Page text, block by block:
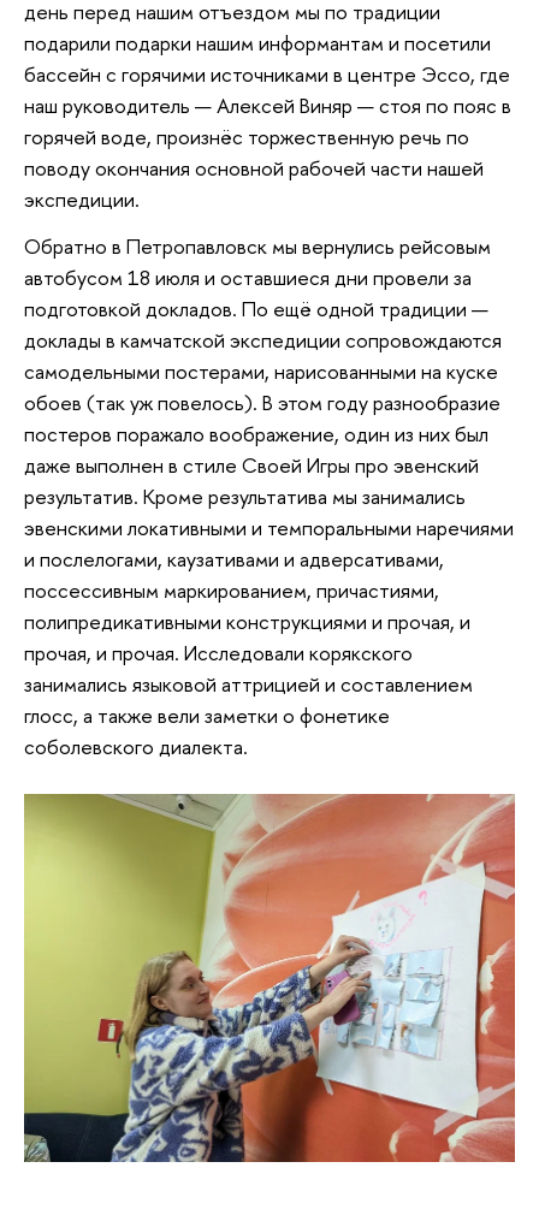
день перед нашим отъездом мы по традиции
подарили подарки нашим информантам и посетили
бассейн с горячими источниками в центре Эссо, где
наш руководитель — Алексей Виняр — стоя по пояс в
горячей воде, произнёс торжественную речь по
поводу окончания основной рабочей части нашей
экспедиции.
Обратно в Петропавловск мы вернулись рейсовым
автобусом 18 июля и оставшиеся дни провели за
подготовкой докладов. По ещё одной традиции —
доклады в камчатской экспедиции сопровождаются
самодельными постерами, нарисованными на куске
обоев (так уж повелось). В этом году разнообразие
постеров поражало воображение, один из них был
даже выполнен в стиле Своей Игры про эвенский
результатив. Кроме результатива мы занимались
эвенскими локативными и темпоральными наречиями
и послелогами, каузативами и адверсативами,
поссессивным маркированием, причастиями,
полипредикативными конструкциями и прочая, и
прочая, и прочая. Исследовали корякского
занимались языковой аттрицией и составлением
глосс, а также вели заметки о фонетике
соболевского диалекта.